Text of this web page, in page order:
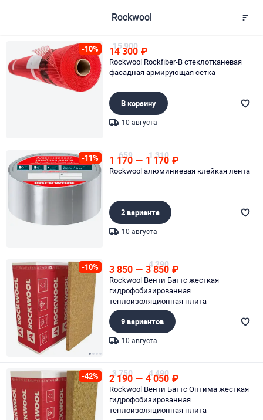
Rockwool
-10% 15 900
14 300 ₽
Rockwool Rockfiber-B стеклотканевая
фасадная армирующая сетка
В корзину
10 августа
-11% 659
1 170 — 1 310
1 170 ₽
Rockwool алюминиевая клейкая лента
2 варианта
10 августа
-10% 3 850 — 4 290
3 850 ₽
Rockwool Венти Баттс жесткая
гидрофобизированная
теплоизоляционная плита
9 вариантов
10 августа
-42% 3 750
2 190 — 4 490
4 050 ₽
Rockwool Венти Баттс Оптима жесткая
гидрофобизированная
теплоизоляционная плита